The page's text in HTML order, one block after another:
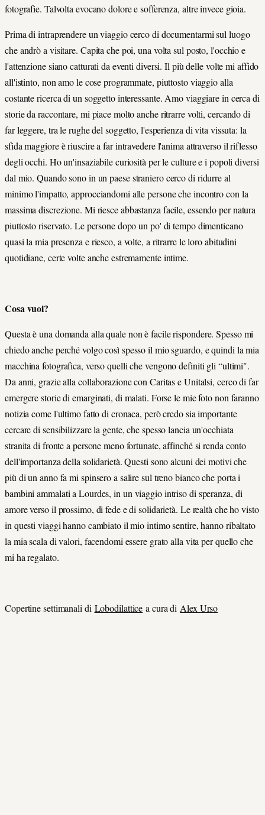
fotografie. Talvolta evocano dolore e sofferenza, altre invece gioia.
Prima di intraprendere un viaggio cerco di documentarmi sul luogo
che andrò a visitare. Capita che poi, una volta sul posto, l'occhio e
l'attenzione siano catturati da eventi diversi. Il più delle volte mi affido
all'istinto, non amo le cose programmate, piuttosto viaggio alla
costante ricerca di un soggetto interessante. Amo viaggiare in cerca di
storie da raccontare, mi piace molto anche ritrarre volti, cercando di
far leggere, tra le rughe del soggetto, l'esperienza di vita vissuta: la
sfida maggiore è riuscire a far intravedere l'anima attraverso il riflesso
degli occhi. Ho un'insaziabile curiosità per le culture e i popoli diversi
dal mio. Quando sono in un paese straniero cerco di ridurre al
minimo l'impatto, approcciandomi alle persone che incontro con la
massima discrezione. Mi riesce abbastanza facile, essendo per natura
piuttosto riservato. Le persone dopo un po' di tempo dimenticano
quasi la mia presenza e riesco, a volte, a ritrarre le loro abitudini
quotidiane, certe volte anche estremamente intime.
Cosa vuoi?
Questa è una domanda alla quale non è facile rispondere. Spesso mi
chiedo anche perché volgo così spesso il mio sguardo, e quindi la mia
macchina fotografica, verso quelli che vengono definiti gli “ultimi".
Da anni, grazie alla collaborazione con Caritas e Unitalsi, cerco di far
emergere storie di emarginati, di malati. Forse le mie foto non faranno
notizia come l'ultimo fatto di cronaca, però credo sia importante
cercare di sensibilizzare la gente, che spesso lancia un'occhiata
stranita di fronte a persone meno fortunate, affinché si renda conto
dell'importanza della solidarietà. Questi sono alcuni dei motivi che
più di un anno fa mi spinsero a salire sul treno bianco che porta i
bambini ammalati a Lourdes, in un viaggio intriso di speranza, di
amore verso il prossimo, di fede e di solidarietà. Le realtà che ho visto
in questi viaggi hanno cambiato il mio intimo sentire, hanno ribaltato
la mia scala di valori, facendomi essere grato alla vita per quello che
mi ha regalato.
Copertine settimanali di Lobodilattice a cura diAlex Urso